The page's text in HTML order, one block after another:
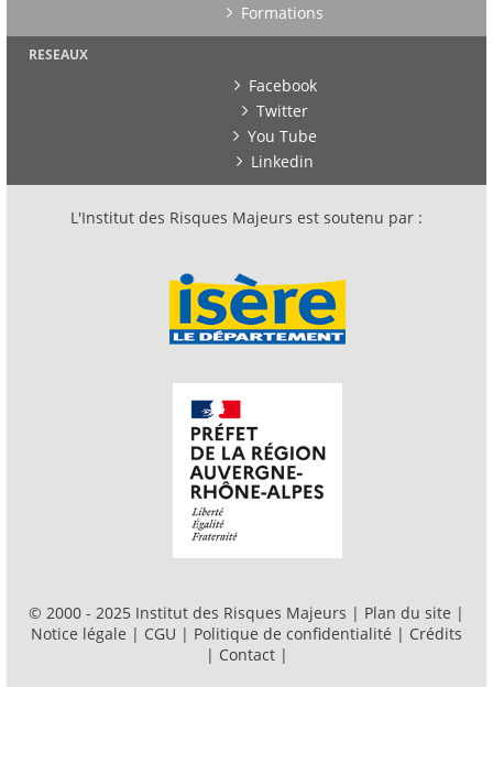
Formations
RESEAUX
Facebook
Twitter
You Tube
Linkedin
L'Institut des Risques Majeurs est soutenu par :
© 2000 - 2025 Institut des Risques Majeurs | Plan du site |
Notice légale | CGU | Politique de confidentialité | Crédits
| Contact |